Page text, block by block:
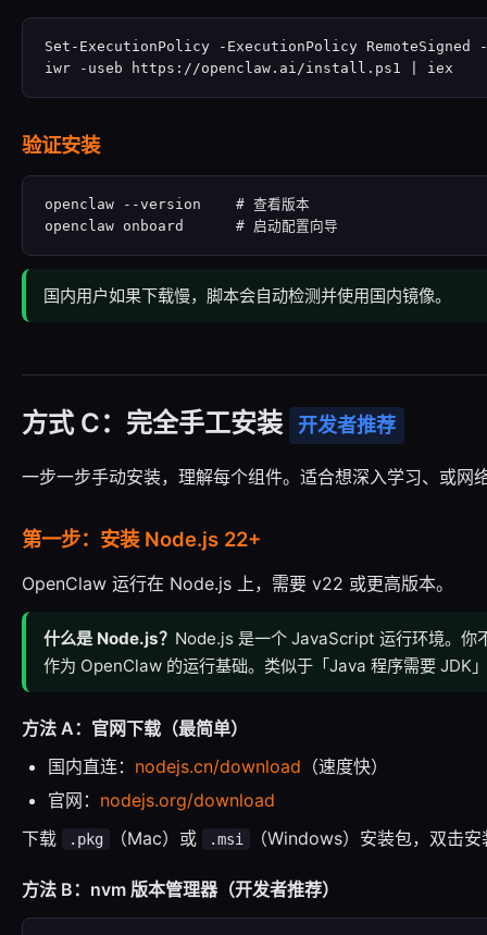
Set-ExecutionPolicy -ExecutionPolicy RemoteSigned
iwr -useb https://openclaw.ai/install.ps1 | iex
验证安装
openclaw --version    # 查看版本
openclaw onboard      # 启动配置向导
国内用户如果下载慢，脚本会自动检测并使用国内镜像。
方式 C：完全手工安装 开发者推荐
一步一步手动安装，理解每个组件。适合想深入学习、或网
第一步：安装 Node.js 22+
OpenClaw 运行在 Node.js 上，需要 v22 或更高版本。
什么是 Node.js？ Node.js 是一个 JavaScript 运行环境。你
作为 OpenClaw 的运行基础。类似于「Java 程序需要 JDK
方法 A：官网下载（最简单）
国内直连： nodejs.cn/download （速度快）
官网： nodejs.org/download
下载
.pkg （Mac）或 .msi （Windows）安装包，双击安
方法 B：nvm 版本管理器（开发者推荐）